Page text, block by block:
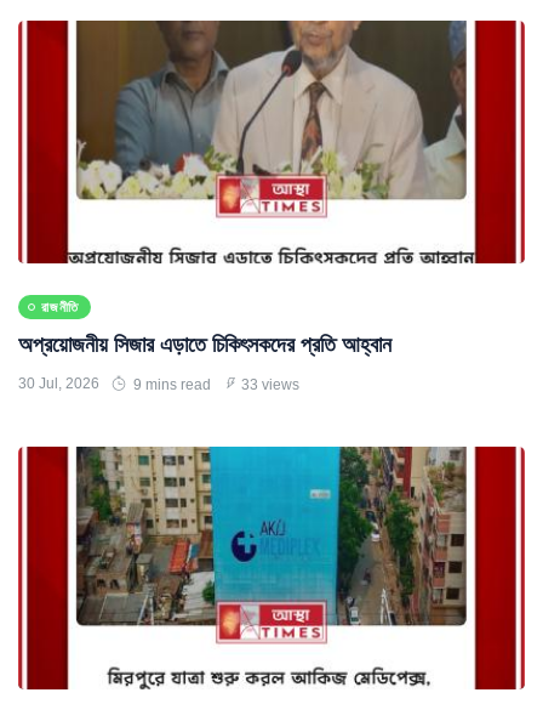
রাজনীতি
অপ্রয়োজনীয় সিজার এড়াতে চিকিৎসকদের প্রতি আহ্বান
30 Jul, 2026 9 mins read 33 views